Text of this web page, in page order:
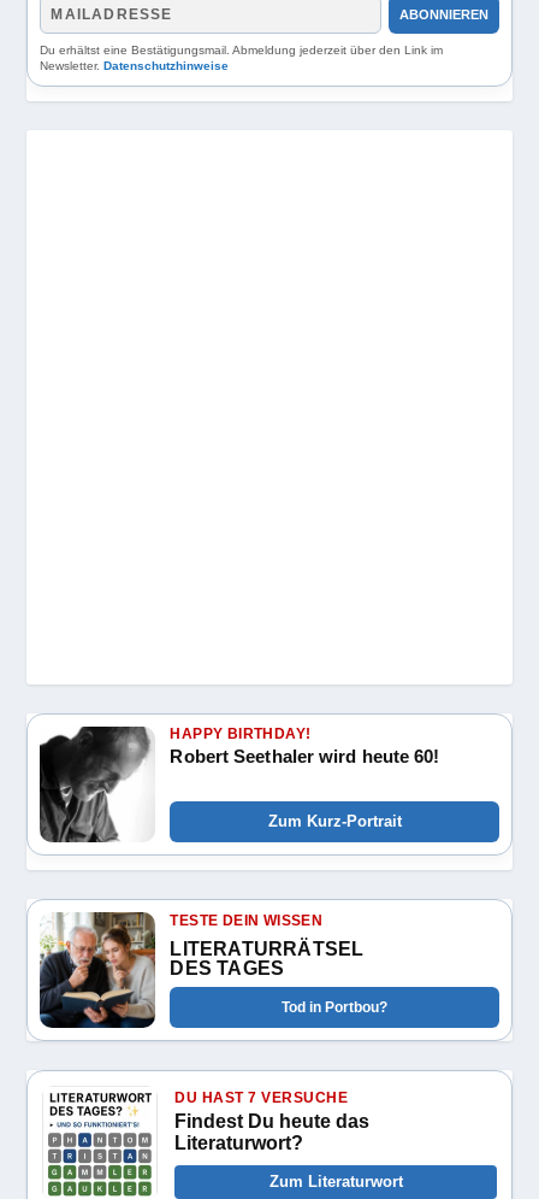
ABONNIEREN
Du erhältst eine Bestätigungsmail. Abmeldung jederzeit über den Link im
Newsletter. Datenschutzhinweise
HAPPY BIRTHDAY!
Robert Seethaler wird heute 60!
Zum Kurz-Portrait
TESTE DEIN WISSEN
LITERATURRÄTSEL
DES TAGES
Tod in Portbou?
DU HAST 7 VERSUCHE
Findest Du heute das
Literaturwort?
Zum Literaturwort